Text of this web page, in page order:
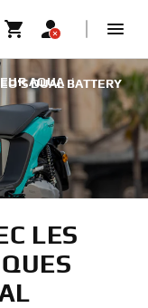
DUAL BATTERY
AQUA |
LES